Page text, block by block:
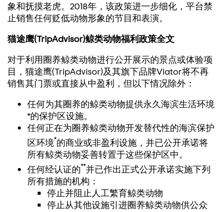
象和抚摸老虎。2018年，该政策进一步细化，平台禁
止销售任何贬低动物形象的节目和表演。
猫途鹰(TripAdvisor)鲸类动物福利政策全文
对于利用圈养鲸类动物进行公开展示的景点或体验项
目，猫途鹰(TripAdvisor)及其旗下品牌Viator将不再
销售其门票或直接从中盈利，但以下情况除外：
任何为其圈养的鲸类动物提供永久海滨生活环境
*的保护区设施。
任何正在为圈养鲸类动物开发替代性的海滨保护
区环境*的商业或非盈利设施，并已公开承诺将
所有鲸类动物妥善转置于这些保护区中。
任何经认证的**并已作出正式公开承诺实施下列
所有措施的机构：
停止并阻止人工繁育鲸类动物
停止从其他设施引进圈养鲸类动物供公众